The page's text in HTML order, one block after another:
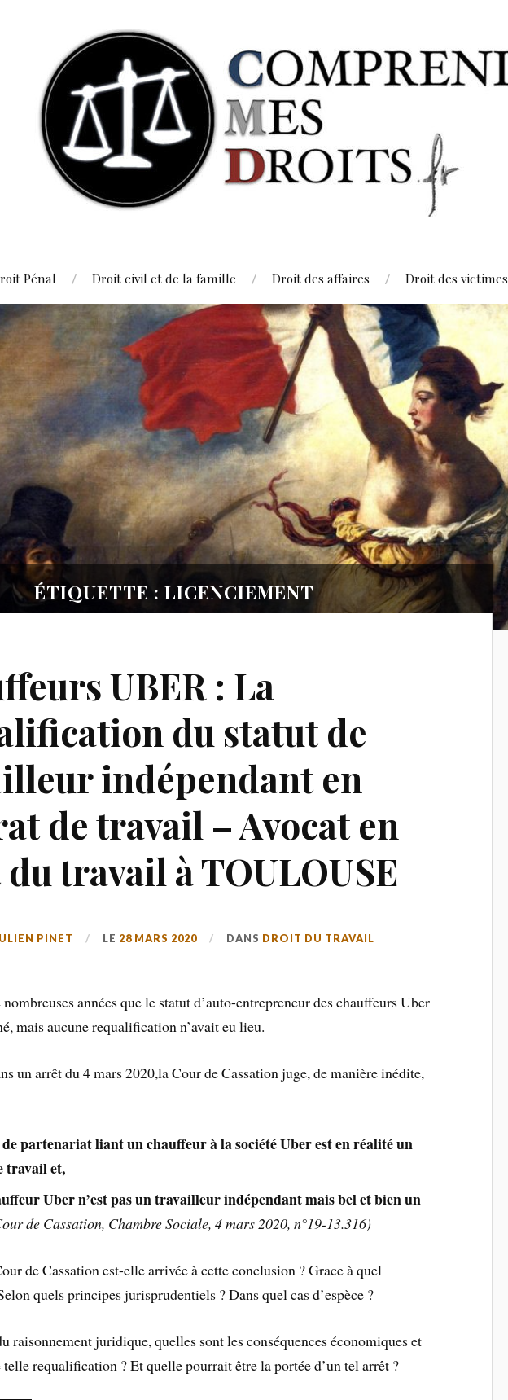
Pénal Droit civil et de la famille Droit des affaires Droit des victimes
ÉTIQUETTE : LICENCIEMENT
UBER : La
du statut de
indépendant en
de travail – Avocat en
travail à TOULOUSE
PINET LE 28 MARS 2020 DANS DROIT DU TRAVAIL
années que le statut d’auto-entrepreneur des chauffeurs Uber
mais aucune requalification n’avait eu lieu.
un arrêt du 4 mars 2020,la Cour de Cassation juge, de manière inédite,
partenariat liant un chauffeur à la société Uber est en réalité un
travail et,
Uber n’est pas un travailleur indépendant mais bel et bien un
de Cassation, Chambre Sociale, 4 mars 2020, n°19-13.316)
de Cassation est-elle arrivée à cette conclusion ? Grace à quel
quels principes jurisprudentiels ? Dans quel cas d’espèce ?
raisonnement juridique, quelles sont les conséquences économiques et
telle requalification ? Et quelle pourrait être la portée d’un tel arrêt ?